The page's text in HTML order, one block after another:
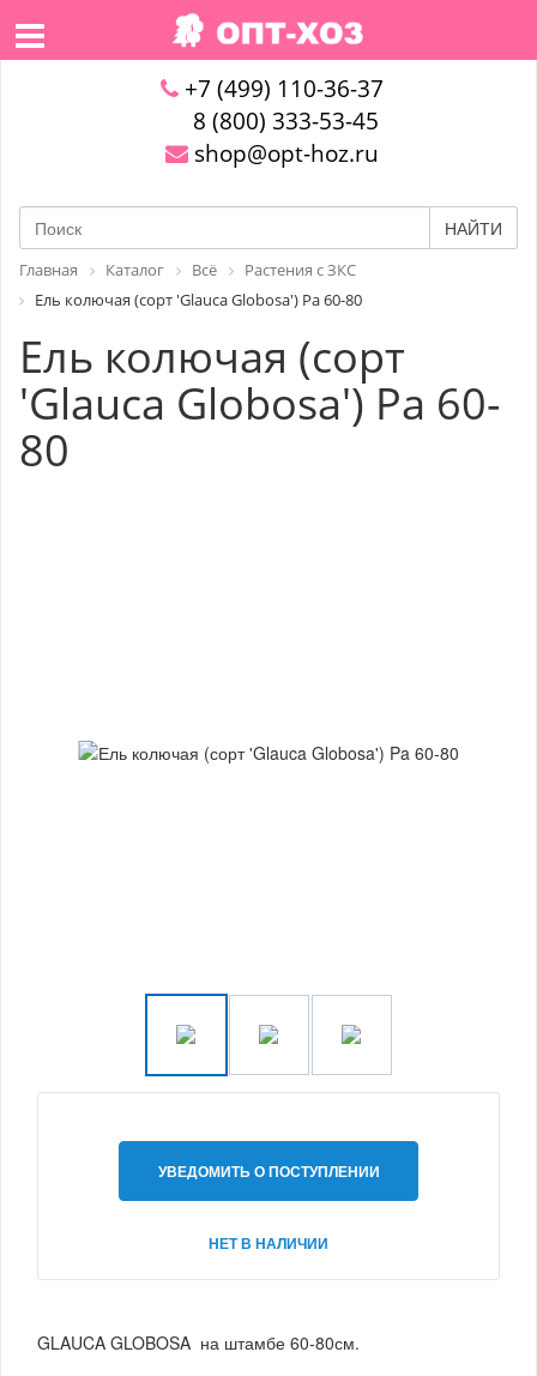
+7 (499) 110-36-37
8 (800) 333-53-45
shop@opt-hoz.ru
НАЙТИ
Главная Каталог Всё
Растения с ЗКС
Ель колючая (сорт 'Glauca Globosa') Pa 60-80
Ель колючая (сорт
'Glauca Globosa') Pa 60-
80
УВЕДОМИТЬ О ПОСТУПЛЕНИИ
НЕТ В НАЛИЧИИ
GLAUCA GLOBOSA на штамбе 60-80см.